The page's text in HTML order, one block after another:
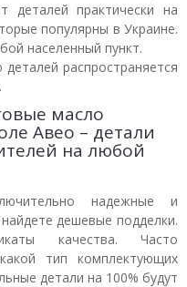
деталей практически на
популярны в Украине.
населенный пункт.
распространяется
масло
Авео – детали
на любой
надежные и
дешевые подделки.
качества. Часто
тип комплектующих
детали на 100% будут